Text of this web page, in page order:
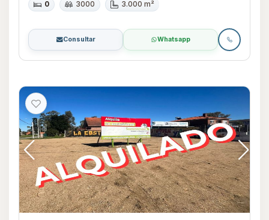
0 3000 3.000 m²
Consultar Whatsapp